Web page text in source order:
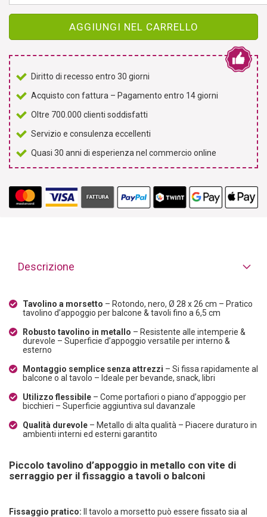
AGGIUNGI NEL CARRELLO
Diritto di recesso entro 30 giorni
Acquisto con fattura – Pagamento entro 14 giorni
Oltre 700.000 clienti soddisfatti
Servizio e consulenza eccellenti
Quasi 30 anni di esperienza nel commercio online
Descrizione
Tavolino a morsetto – Rotondo, nero, Ø 28 x 26 cm – Pratico
tavolino d’appoggio per balcone & tavoli fino a 6,5 cm
Robusto tavolino in metallo – Resistente alle intemperie &
durevole – Superficie d’appoggio versatile per interno &
esterno
Montaggio semplice senza attrezzi – Si fissa rapidamente al
balcone o al tavolo – Ideale per bevande, snack, libri
Utilizzo flessibile – Come portafiori o piano d’appoggio per
bicchieri – Superficie aggiuntiva sul davanzale
Qualità durevole – Metallo di alta qualità – Piacere duraturo in
ambienti interni ed esterni garantito
Piccolo tavolino d’appoggio in metallo con vite di
serraggio per il fissaggio a tavoli o balconi
Fissaggio pratico: Il tavolo a morsetto può essere fissato sia al